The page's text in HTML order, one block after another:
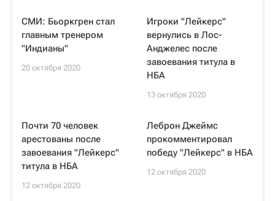
СМИ: Бьоркгрен стал
главным тренером
"Индианы"
20 октября 2020
Игроки "Лейкерс"
вернулись в Лос-
Анджелес после
завоевания титула в
НБА
13 октября 2020
Почти 70 человек
арестованы после
завоевания "Лейкерс"
титула в НБА
12 октября 2020
Леброн Джеймс
прокомментировал
победу "Лейкерс" в НБА
12 октября 2020